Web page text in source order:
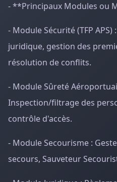
- **Principaux Modules ou
- Module Sécurité (TFP
juridique, gestion des
résolution de conflits.
- Module Sûreté
Inspection/filtrage des
contrôle d'accès.
- Module Secourisme :
secours, Sauveteur